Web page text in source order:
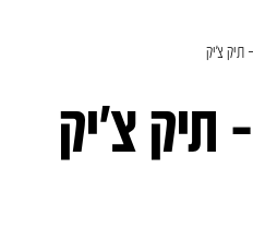
תיק צ’יק
תיק צ’יק